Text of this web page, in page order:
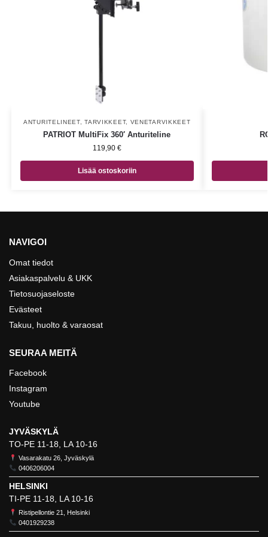
ANTURITELINEET,TARVIKKEET, VENETARVIKKEET
PATRIOT MultiFix 360′ Anturiteline
119,90 €
Lisää ostoskoriin
NAVIGOI
Omat tiedot
Asiakaspalvelu & UKK
Tietosuojaseloste
Evästeet
Takuu, huolto & varaosat
SEURAA MEITÄ
Facebook
Instagram
Youtube
JYVÄSKYLÄ
TO-PE 11-18, LA 10-16
Vasarakatu 26, Jyväskylä
0406206004
HELSINKI
TI-PE 11-18, LA 10-16
Ristipellontie 21, Helsinki
0401929238